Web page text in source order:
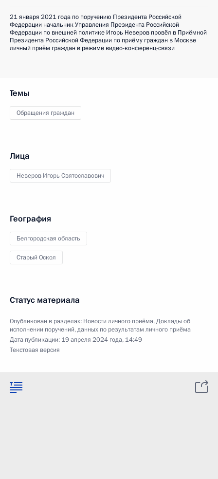
21 января 2021 года по поручению Президента Российской
Федерации начальник Управления Президента Российской
Федерации по внешней политике Игорь Неверов провёл в Приёмной
Президента Российской Федерации по приёму граждан в Москве
личный приём граждан в режиме видео-конференц-связи
Темы
Обращения граждан
Лица
Неверов Игорь Святославович
География
Белгородская область
Старый Оскол
Статус материала
Опубликован в разделах: Новости личного приёма,Доклады об
исполнении поручений, данных по результатам личного приёма
Дата публикации: 19 апреля 2024 года, 14:49
Текстовая версия